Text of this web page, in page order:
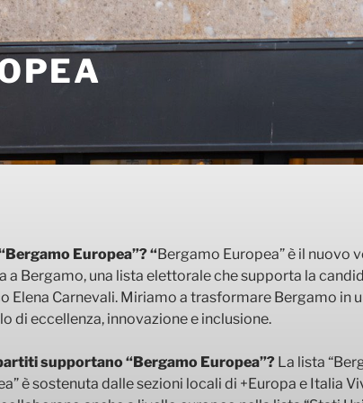
Europea”? “Bergamo Europea” è il nuovo
a Bergamo, una lista elettorale che supporta la
Elena Carnevali. Miriamo a trasformare Bergamo in
di eccellenza, innovazione e inclusione.
supportano “Bergamo Europea”? La lista
è sostenuta dalle sezioni locali di +Europa e Italia